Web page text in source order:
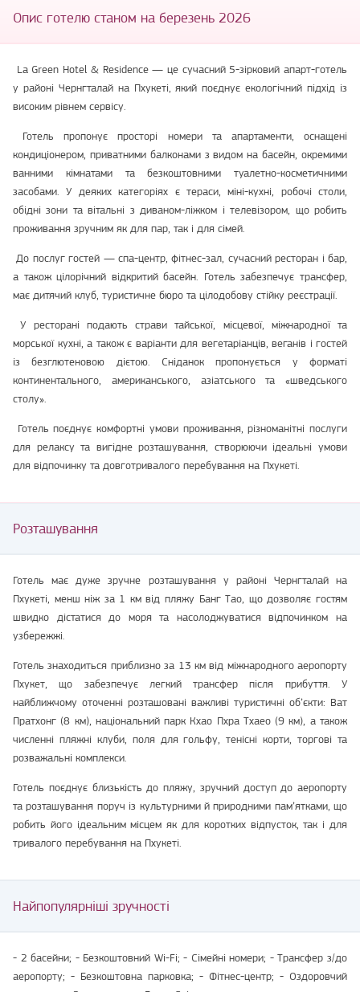
Опис готелю станом на березень 2026
La Green Hotel & Residence — це сучасний 5-зірковий апарт-готель
у районі Чернгталай на Пхукеті, який поєднує екологічний підхід із
високим рівнем сервісу.
Готель пропонує просторі номери та апартаменти, оснащені
кондиціонером, приватними балконами з видом на басейн, окремими
ванними кімнатами та безкоштовними туалетно-косметичними
засобами. У деяких категоріях є тераси, міні-кухні, робочі столи,
обідні зони та вітальні з диваном-ліжком і телевізором, що робить
проживання зручним як для пар, так і для сімей.
До послуг гостей — спа-центр, фітнес-зал, сучасний ресторан і бар,
а також цілорічний відкритий басейн. Готель забезпечує трансфер,
має дитячий клуб, туристичне бюро та цілодобову стійку реєстрації.
У ресторані подають страви тайської, місцевої, міжнародної та
морської кухні, а також є варіанти для вегетаріанців, веганів і гостей
із безглютеновою дієтою. Сніданок пропонується у форматі
континентального, американського, азіатського та «шведського
столу».
Готель поєднує комфортні умови проживання, різноманітні послуги
для релаксу та вигідне розташування, створюючи ідеальні умови
для відпочинку та довготривалого перебування на Пхукеті.
Розташування
Готель має дуже зручне розташування у районі Чернгталай на
Пхукеті, менш ніж за 1 км від пляжу Банг Тао, що дозволяє гостям
швидко дістатися до моря та насолоджуватися відпочинком на
узбережжі.
Готель знаходиться приблизно за 13 км від міжнародного аеропорту
Пхукет, що забезпечує легкий трансфер після прибуття. У
найближчому оточенні розташовані важливі туристичні об’єкти: Ват
Пратхонг (8 км), національний парк Кхао Пхра Тхаео (9 км), а також
численні пляжні клуби, поля для гольфу, тенісні корти, торгові та
розважальні комплекси.
Готель поєднує близькість до пляжу, зручний доступ до аеропорту
та розташування поруч із культурними й природними пам’ятками, що
робить його ідеальним місцем як для коротких відпусток, так і для
тривалого перебування на Пхукеті.
Найпопулярніші зручності
- 2 басейни; - Безкоштовний Wi-Fi; - Сімейні номери; - Трансфер з/до
аеропорту; - Безкоштовна парковка; - Фітнес-центр; - Оздоровчий